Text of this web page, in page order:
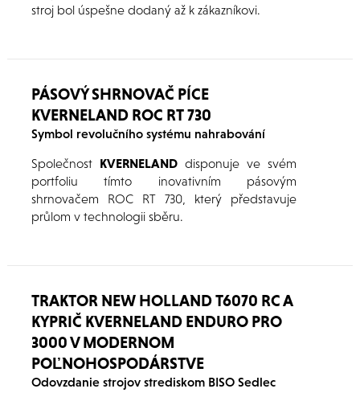
stroj bol úspešne dodaný až k zákazníkovi.
PÁSOVÝ SHRNOVAČ PÍCE
KVERNELAND ROC RT 730
Symbol revolučního systému nahrabování
Společnost KVERNELANDdisponuje ve svém
portfoliu tímto inovativním pásovým
shrnovačem ROC RT 730, který představuje
průlom v technologii sběru.
TRAKTOR NEW HOLLAND T6070 RC A
KYPRIČ KVERNELAND ENDURO PRO
3000 V MODERNOM
POĽNOHOSPODÁRSTVE
Odovzdanie strojov strediskom BISO Sedlec